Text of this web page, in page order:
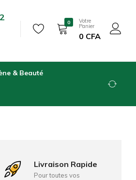
0 Votre
Panier
0 CFA
& Beauté
Livraison Rapide
Pour toutes vos